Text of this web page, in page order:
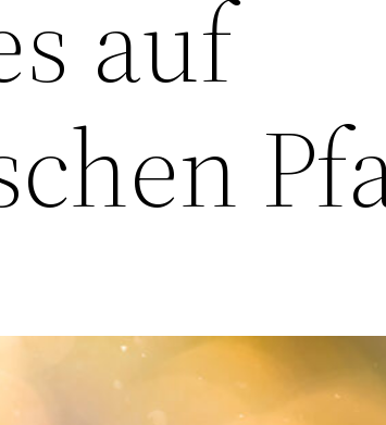
auf